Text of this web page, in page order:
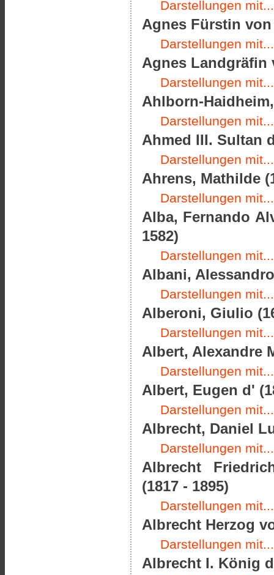
Darstellungen mit...
Agnes Fürstin von
Darstellungen mit...
Agnes Landgräfin
Darstellungen mit...
Ahlborn-
Darstellungen mit...
Ahmed III. Sultan
Darstellungen mit...
Ahrens, Mathilde
Darstellungen mit...
Alba, Fernando
1582)
Darstellungen mit...
Albani,
Darstellungen mit...
Alberoni, Giulio
Darstellungen mit...
Albert, Alexandre
Darstellungen mit...
Albert, Eugen d'
Darstellungen mit...
Albrecht, Daniel
Darstellungen mit...
Albrecht
(1817 - 1895)
Darstellungen mit...
Albrecht Herzog
Darstellungen mit...
Albrecht I. König